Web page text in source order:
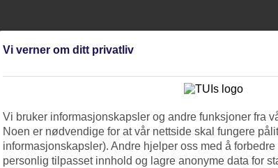
Vi verner om ditt privatliv
Vi bruker informasjonskapsler og andre funksjoner fra
Noen er nødvendige for at vår nettside skal fungere
informasjonskapsler). Andre hjelper oss med å
personlig tilpasset innhold og lagre anonyme data for